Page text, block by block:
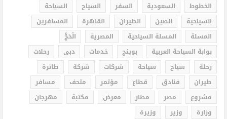
الخطوط
السعودية السفر السياح
السياحة
السياحية
الصين الطيران القاهرة
المسافرين
المسلة
المسلة السياحية المصرية
الْحَجُّ
بوابة السياحة العربية
بوينج خدمات دبى
رحلات
رحلة
سياح سياحة شركات شركة
طائرة
طيران
فنادق قطاع مؤتمر متحف
مسافر
مشروع
مصر مطار معرض مكتبة
مهرجان
وزارة
وزير وزيرة